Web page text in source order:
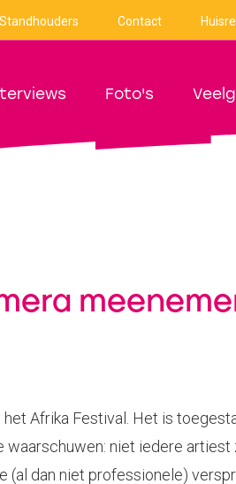
Standhouders Contact
Foto's
Afrika Festival. Het is
niet iedere artiest
(al dan niet professionele)